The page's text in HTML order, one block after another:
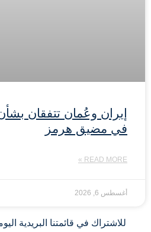
إيران وعُمان تتفقان
في مضيق هرمز
READ MORE »
أغسطس 6, 2026
للاشتراك في قائمتنا البريدية